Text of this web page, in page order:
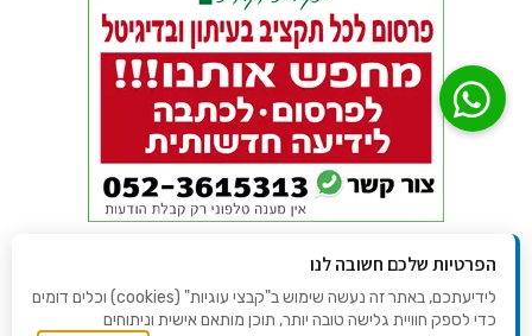
הפרטיות שלכם חשובה לנו
לידיעתכם, באתר זה נעשה שימוש ב"קבצי עוגיות" (cookies) וכלים דומים
כדי לספק חוויית גלישה טובה יותר, תוכן מותאם אישית וניתוחים